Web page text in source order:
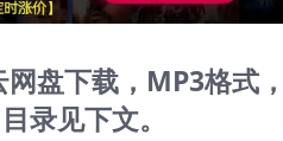
盘下载，MP3格式，
录见下文。